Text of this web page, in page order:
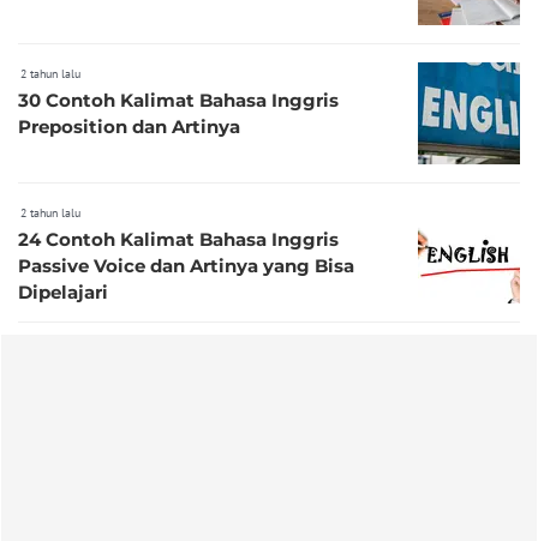
2 tahun lalu
30 Contoh Kalimat Bahasa Inggris
Preposition dan Artinya
2 tahun lalu
24 Contoh Kalimat Bahasa Inggris
Passive Voice dan Artinya yang Bisa
Dipelajari